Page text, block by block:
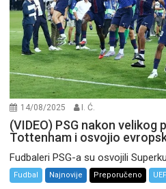
14/08/2025 I. Ć.
(VIDEO) PSG nakon
Tottenham i osvojio
Fudbaleri PSG-a su osvojili
Fudbal Najnovije Preporučeno